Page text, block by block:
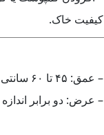
کیفیت خاک.
– عمق: ۴۵ تا ۶۰ سانتی‌متر.
– عرض: دو برابر